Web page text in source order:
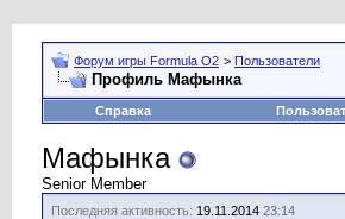
Форум игры Formula O2 > Пользователи
Профиль Мафынка
Справка
Мафынка
Senior Member
Последняя активность: 19.11.2014 23:14